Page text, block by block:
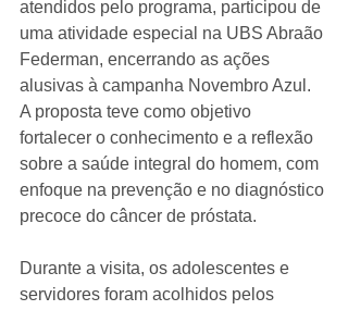
atendidos pelo programa, participou de
uma atividade especial na UBS Abraão
Federman, encerrando as ações
alusivas à campanha Novembro Azul.
A proposta teve como objetivo
fortalecer o conhecimento e a reflexão
sobre a saúde integral do homem, com
enfoque na prevenção e no diagnóstico
precoce do câncer de próstata.
Durante a visita, os adolescentes e
servidores foram acolhidos pelos